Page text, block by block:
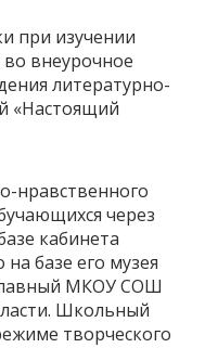
при изучении
во внеурочное
литературно-
«Настоящий
нравственного
через
кабинета
базе его музея
МКОУ СОШ
Школьный
творческого